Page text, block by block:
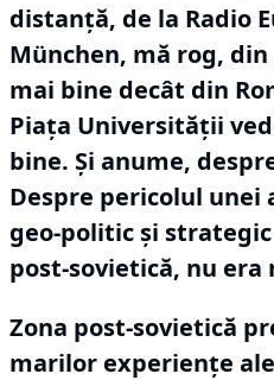
distanță, de la Radio
München, mă rog,
mai bine decât din
Piața Universității
bine. Și anume,
Despre pericolul unei
geo-politic și
post-sovietică, nu era
Zona post-sovietică
marilor experiențe